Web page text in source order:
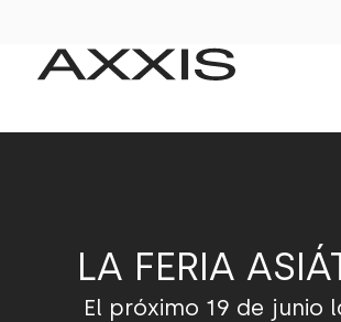
LA FERIA
El próximo 19 de junio